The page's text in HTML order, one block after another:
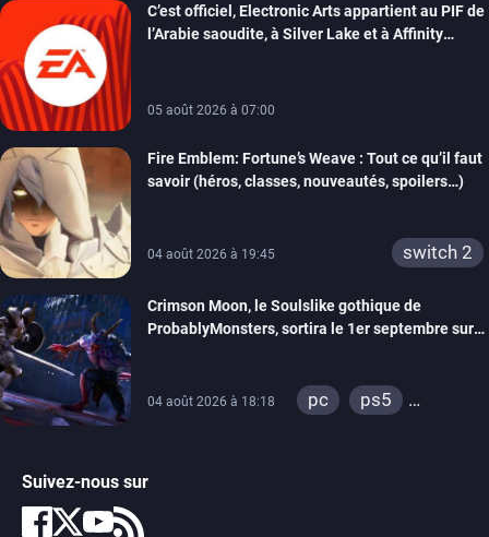
switch
switch 2
C’est officiel, Electronic Arts appartient au PIF de
l’Arabie saoudite, à Silver Lake et à Affinity
05 août 2026 à 07:00
Fire Emblem: Fortune’s Weave : Tout ce qu’il faut
savoir (héros, classes, nouveautés, spoilers…)
04 août 2026 à 19:45 switch 2
Crimson Moon, le Soulslike gothique de
ProbablyMonsters, sortira le 1er septembre sur
04 août 2026 à 18:18 pc
ps5
Suivez-nous sur